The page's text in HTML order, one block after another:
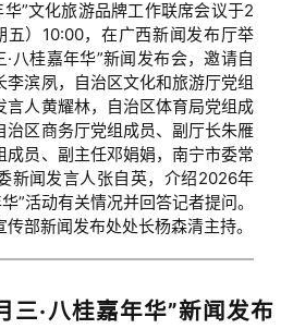
华”文化旅游品牌工作联席会议于2
）10:00，在广西新闻发布厅举
八桂嘉年华”新闻发布会，邀请自
李滨夙，自治区文化和旅游厅党组
言人黄耀林，自治区体育局党组成
治区商务厅党组成员、副厅长朱雁
成员、副主任邓娟娟，南宁市委常
新闻发言人张自英，介绍2026年
”活动有关情况并回答记者提问。
部新闻发布处处长杨森清主持。
三·八桂嘉年华”新闻发布